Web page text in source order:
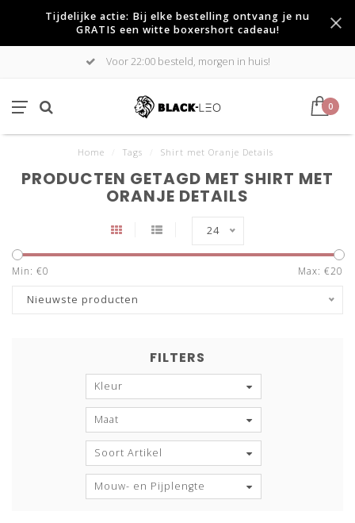
Tijdelijke actie: Bij elke bestelling ontvang je nu
GRATIS een witte boxershort cadeau!
Voor 22:00 besteld, morgen in huis!
0
Home Tags Shirt met Oranje Details
PRODUCTEN GETAGD MET SHIRT MET
ORANJE DETAILS
24
Min: €0 Max: €20
Nieuwste producten
FILTERS
Kleur
Maat
Soort Artikel
Mouw- en Pijplengte